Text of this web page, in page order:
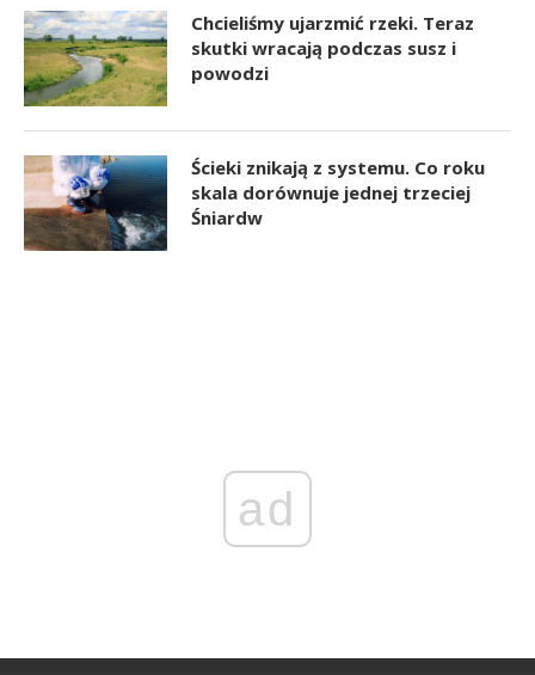
Chcieliśmy ujarzmić rzeki. Teraz
skutki wracają podczas susz i
powodzi
Ścieki znikają z systemu. Co roku
skala dorównuje jednej trzeciej
Śniardw
ad